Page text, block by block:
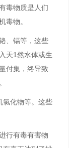
毒物质是人们
毒物。
、镉等，这些
天1然水体或生
付集，终导致
氯化物等。这些
行有毒有害物